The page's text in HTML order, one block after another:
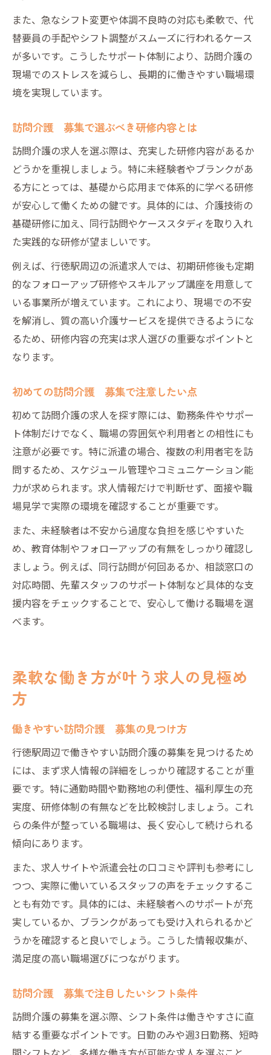
また、急なシフト変更や体調不良時の対応も柔軟で、代
替要員の手配やシフト調整がスムーズに行われるケース
が多いです。こうしたサポート体制により、訪問介護の
現場でのストレスを減らし、長期的に働きやすい職場環
境を実現しています。
訪問介護 募集で選ぶべき研修内容とは
訪問介護の求人を選ぶ際は、充実した研修内容があるか
どうかを重視しましょう。特に未経験者やブランクがあ
る方にとっては、基礎から応用まで体系的に学べる研修
が安心して働くための鍵です。具体的には、介護技術の
基礎研修に加え、同行訪問やケーススタディを取り入れ
た実践的な研修が望ましいです。
例えば、行徳駅周辺の派遣求人では、初期研修後も定期
的なフォローアップ研修やスキルアップ講座を用意して
いる事業所が増えています。これにより、現場での不安
を解消し、質の高い介護サービスを提供できるようにな
るため、研修内容の充実は求人選びの重要なポイントと
なります。
初めての訪問介護 募集で注意したい点
初めて訪問介護の求人を探す際には、勤務条件やサポー
ト体制だけでなく、職場の雰囲気や利用者との相性にも
注意が必要です。特に派遣の場合、複数の利用者宅を訪
問するため、スケジュール管理やコミュニケーション能
力が求められます。求人情報だけで判断せず、面接や職
場見学で実際の環境を確認することが重要です。
また、未経験者は不安から過度な負担を感じやすいた
め、教育体制やフォローアップの有無をしっかり確認し
ましょう。例えば、同行訪問が何回あるか、相談窓口の
対応時間、先輩スタッフのサポート体制など具体的な支
援内容をチェックすることで、安心して働ける職場を選
べます。
柔軟な働き方が叶う求人の見極め
方
働きやすい訪問介護 募集の見つけ方
行徳駅周辺で働きやすい訪問介護の募集を見つけるため
には、まず求人情報の詳細をしっかり確認することが重
要です。特に通勤時間や勤務地の利便性、福利厚生の充
実度、研修体制の有無などを比較検討しましょう。これ
らの条件が整っている職場は、長く安心して続けられる
傾向にあります。
また、求人サイトや派遣会社の口コミや評判も参考にし
つつ、実際に働いているスタッフの声をチェックするこ
とも有効です。具体的には、未経験者へのサポートが充
実しているか、ブランクがあっても受け入れられるかど
うかを確認すると良いでしょう。こうした情報収集が、
満足度の高い職場選びにつながります。
訪問介護 募集で注目したいシフト条件
訪問介護の募集を選ぶ際、シフト条件は働きやすさに直
結する重要なポイントです。日勤のみや週3日勤務、短時